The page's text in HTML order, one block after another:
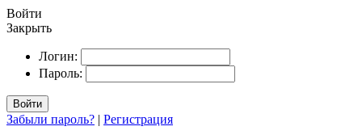
Войти
Закрыть
Логин:
Пароль:
Войти
Забыли пароль? | Регистрация